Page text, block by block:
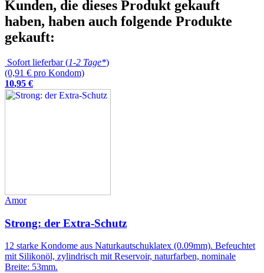
Kunden, die dieses Produkt gekauft
haben, haben auch folgende Produkte
gekauft:
Sofort lieferbar (1-2 Tage*)
(0,91 € pro Kondom)
10,95 €
Amor
Strong: der Extra-Schutz
12 starke Kondome aus Naturkautschuklatex (0.09mm). Befeuchtet
mit Silikonöl, zylindrisch mit Reservoir, naturfarben, nominale
Breite: 53mm.